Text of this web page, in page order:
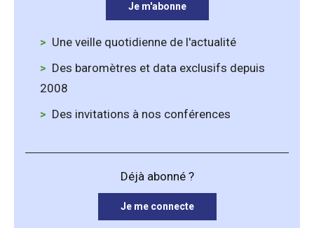
Je m'abonne
Une veille quotidienne de l'actualité
Des baromètres et data exclusifs depuis
2008
Des invitations à nos conférences
Déjà abonné ?
Je me connecte